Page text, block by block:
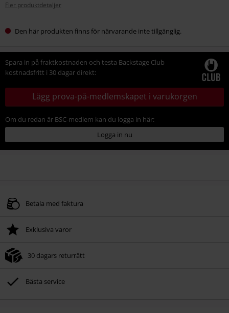
Fler produktdetaljer
Den här produkten finns för närvarande inte tillgänglig.
Spara in på fraktkostnaden och testa Backstage Club
kostnadsfritt i 30 dagar direkt:
Lägg prova-på-medlemskapet i varukorgen
Om du redan är BSC-medlem kan du logga in här:
Logga in nu
Betala med faktura
Exklusiva varor
30 dagars returrätt
Bästa service